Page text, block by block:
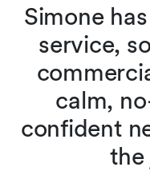
Simone
service,
calm,
confident
the